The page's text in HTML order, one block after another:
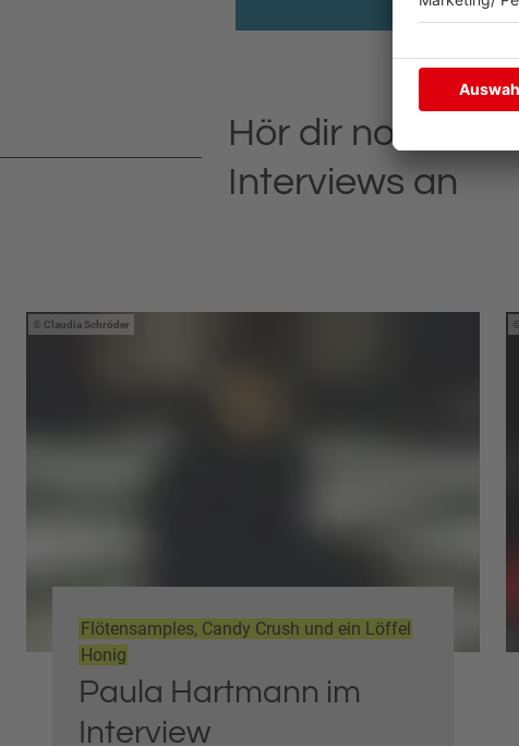
Hör dir noch mehr
Interviews an
Claudia Schröder
Flötensamples, Candy Crush und ein Löffel
Honig
Paula Hartmann im
Interview